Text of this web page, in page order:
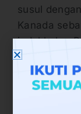
susul
Kanada
judul buku.
Brunai
yaitu hanya
judul buku
Indonesia